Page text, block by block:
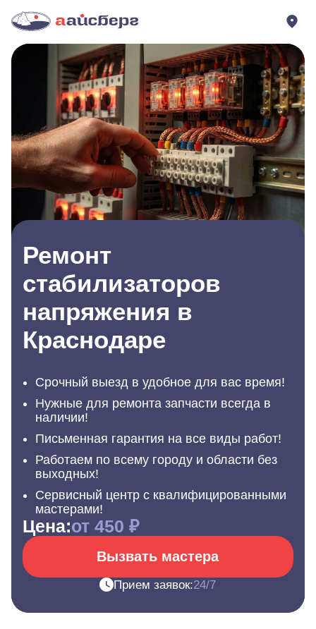
Ремонт
стабилизаторов
напряжения в
Краснодаре
Срочный выезд в удобное для вас время!
Нужные для ремонта запчасти всегда в
наличии!
Письменная гарантия на все виды работ!
Работаем по всему городу и области без
выходных!
Сервисный центр с квалифицированными
мастерами!
Цена:от 450 ₽
Вызвать мастера
Прием заявок:24/7